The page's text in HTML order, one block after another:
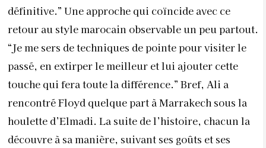
définitive.” Une approche qui coïncide avec ce
retour au style marocain observable un peu partout.
“Je me sers de techniques de pointe pour visiter le
passé, en extirper le meilleur et lui ajouter cette
touche qui fera toute la différence.” Bref, Ali a
rencontré Floyd quelque part à Marrakech sous la
houlette d’Elmadi. La suite de l’histoire, chacun la
découvre à sa manière, suivant ses goûts et ses